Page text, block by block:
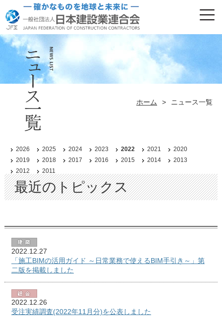
ホーム > ニュース一覧
最近のトピックス
2022.12.27
「施工BIMの活用ガイド ～日常業務で使えるBIM手引き～」第
二版を掲載しました
2022.12.26
受注実績調査(2022年11月分)を公表しました
2026 2025 2024 2023 2022 2021
2020
2019
2018 2017 2016 2015 2014
2013
2012
2011